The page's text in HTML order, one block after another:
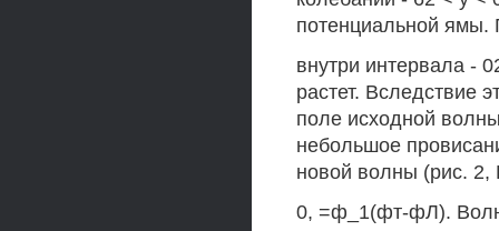
потенциальной ямы.
внутри интервала -
растет. Вследствие
поле исходной
небольшое
новой волны (рис.
0, =ф_1(фт-фЛ).